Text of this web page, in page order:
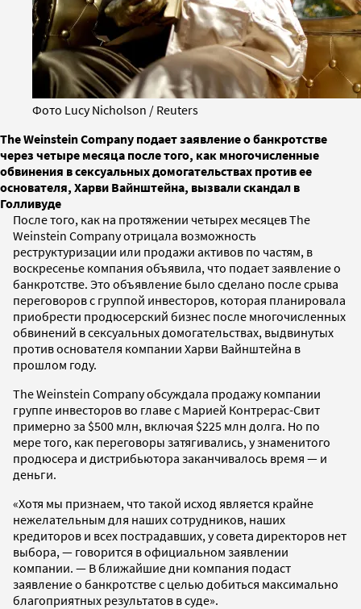
Фото Lucy Nicholson / Reuters
The Weinstein Company подает заявление о банкротстве
через четыре месяца после того, как многочисленные
обвинения в сексуальных домогательствах против ее
основателя, Харви Вайнштейна, вызвали скандал в
Голливуде
После того, как на протяжении четырех месяцев The
Weinstein Company отрицала возможность
реструктуризации или продажи активов по частям, в
воскресенье компания объявила, что подает заявление о
банкротстве. Это объявление было сделано после срыва
переговоров с группой инвесторов, которая планировала
приобрести продюсерский бизнес после многочисленных
обвинений в сексуальных домогательствах, выдвинутых
против основателя компании Харви Вайнштейна в
прошлом году.
The Weinstein Company обсуждала продажу компании
группе инвесторов во главе с Марией Контрерас-Свит
примерно за $500 млн, включая $225 млн долга. Но по
мере того, как переговоры затягивались, у знаменитого
продюсера и дистрибьютора заканчивалось время — и
деньги.
«Хотя мы признаем, что такой исход является крайне
нежелательным для наших сотрудников, наших
кредиторов и всех пострадавших, у совета директоров нет
выбора, — говорится в официальном заявлении
компании. — В ближайшие дни компания подаст
заявление о банкротстве с целью добиться максимально
благоприятных результатов в суде».